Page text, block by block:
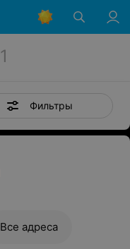
1
Фильтры
Все адреса